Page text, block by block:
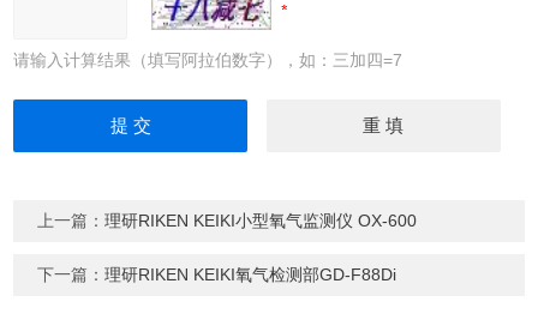
请输入计算结果（填写阿拉伯数字），如：三加四=7
上一篇：理研RIKEN KEIKI小型氧气监测仪 OX-600
下一篇：理研RIKEN KEIKI氧气检测部GD-F88Di